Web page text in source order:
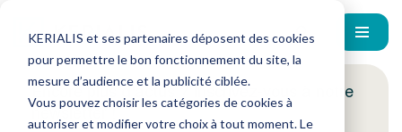
KERIALIS et ses partenaires déposent des cookies
pour permettre le bon fonctionnement du site, la
mesure d’audience et la publicité ciblée.
Vous pouvez choisir les catégories de cookies à
autoriser et modifier votre choix à tout moment. Le
Encore plus d'actus ? Inscrivez-vous à notre
newsletter !